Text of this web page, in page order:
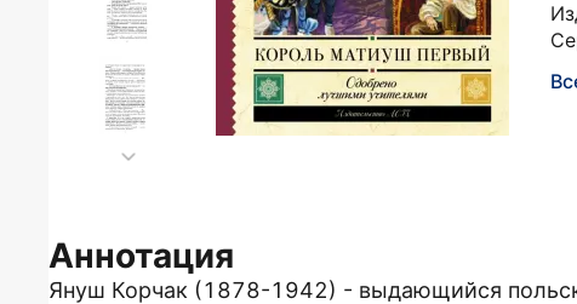
Аннотация
Януш Корчак (1878-1942) - выдающийся